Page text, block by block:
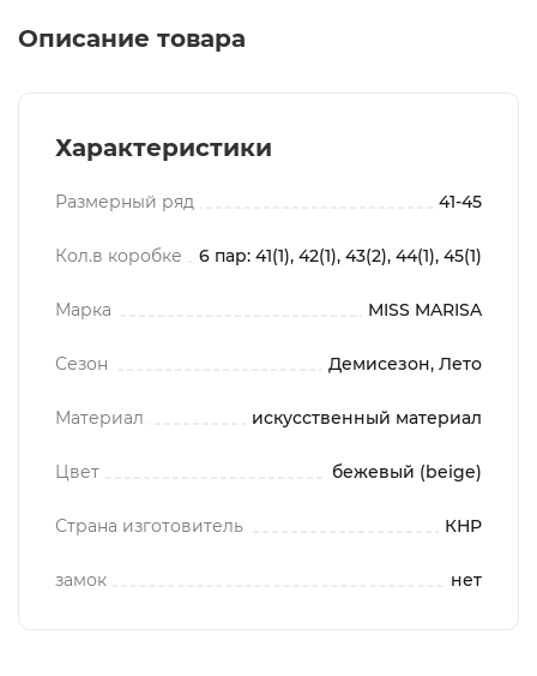
Описание товара
Характеристики
Размерный ряд 41-45
Кол.в коробке 6 пар: 41(1), 42(1), 43(2), 44(1), 45(1)
Марка MISS MARISA
Сезон Демисезон, Лето
Материал искусственный материал
Цвет бежевый (beige)
Страна изготовитель КНР
замок нет